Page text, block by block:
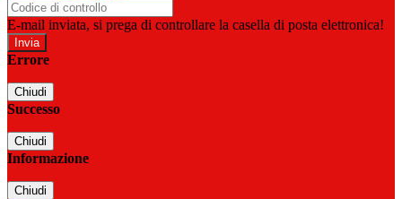
E-mail inviata, si prega di controllare la casella di posta elettronica!
Errore
Chiudi
Successo
Chiudi
Informazione
Chiudi